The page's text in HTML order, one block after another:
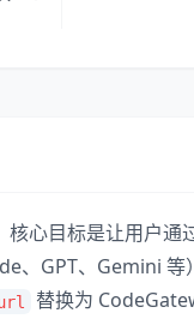
心目标是让用户通
、GPT、Gemini 等
替换为